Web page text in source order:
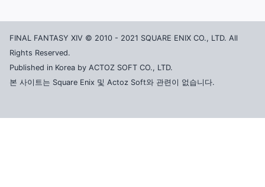
FINAL FANTASY XIV © 2010 - 2021 SQUARE ENIX CO., LTD. All
Rights Reserved.
Published in Korea by ACTOZ SOFT CO., LTD.
본 사이트는 Square Enix 및 Actoz Soft와 관련이 없습니다.